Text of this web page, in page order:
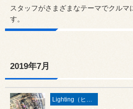
スタッフがさまざまなテーマでクルマ
す。
2019年7月
Lighting（ヒカリモノ）